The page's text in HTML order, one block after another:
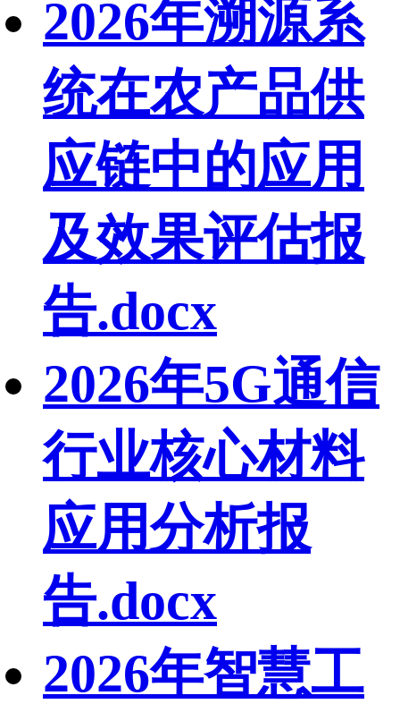
2026年溯源系
统在农产品供
应链中的应用
及效果评估报
告.docx
2026年5G通信
行业核心材料
应用分析报
告.docx
2026年智慧工